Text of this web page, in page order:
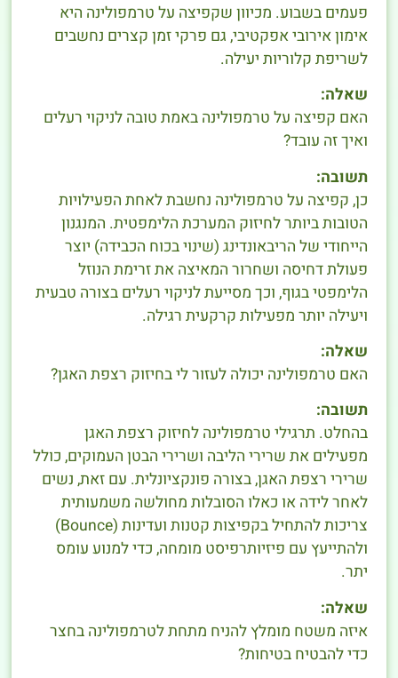
פעמים בשבוע. מכיוון שקפיצה על טרמפולינה היא
אימון אירובי אפקטיבי, גם פרקי זמן קצרים נחשבים
לשריפת קלוריות יעילה.
שאלה:
האם קפיצה על טרמפולינה באמת טובה לניקוי רעלים
ואיך זה עובד?
תשובה:
כן, קפיצה על טרמפולינה נחשבת לאחת הפעילויות
הטובות ביותר לחיזוק המערכת הלימפטית. המנגנון
הייחודי של הריבאונדינג (שינוי בכוח הכבידה) יוצר
פעולת דחיסה ושחרור המאיצה את זרימת הנוזל
הלימפטי בגוף, וכך מסייעת לניקוי רעלים בצורה טבעית
ויעילה יותר מפעילות קרקעית רגילה.
שאלה:
האם טרמפולינה יכולה לעזור לי בחיזוק רצפת האגן?
תשובה:
בהחלט. תרגילי טרמפולינה לחיזוק רצפת האגן
מפעילים את שרירי הליבה ושרירי הבטן העמוקים, כולל
שרירי רצפת האגן, בצורה פונקציונלית. עם זאת, נשים
לאחר לידה או כאלו הסובלות מחולשה משמעותית
צריכות להתחיל בקפיצות קטנות ועדינות (Bounce)
ולהתייעץ עם פיזיותרפיסט מומחה, כדי למנוע עומס
יתר.
שאלה:
איזה משטח מומלץ להניח מתחת לטרמפולינה בחצר
כדי להבטיח בטיחות?